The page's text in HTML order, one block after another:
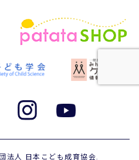
人 日本こども成育協会.